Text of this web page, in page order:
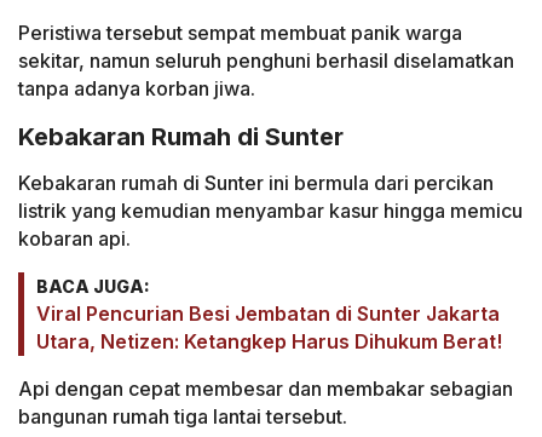
Peristiwa tersebut sempat membuat panik warga
sekitar, namun seluruh penghuni berhasil diselamatkan
tanpa adanya korban jiwa.
Kebakaran Rumah di Sunter
Kebakaran rumah di Sunter ini bermula dari percikan
listrik yang kemudian menyambar kasur hingga memicu
kobaran api.
BACA JUGA:
Viral Pencurian Besi Jembatan di Sunter Jakarta
Utara, Netizen: Ketangkep Harus Dihukum Berat!
Api dengan cepat membesar dan membakar sebagian
bangunan rumah tiga lantai tersebut.